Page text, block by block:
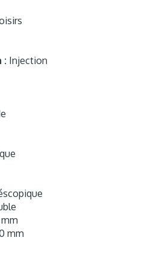
: Injection
mm